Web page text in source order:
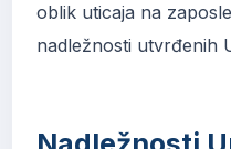
oblik uticaja na
nadležnosti utvrđenih